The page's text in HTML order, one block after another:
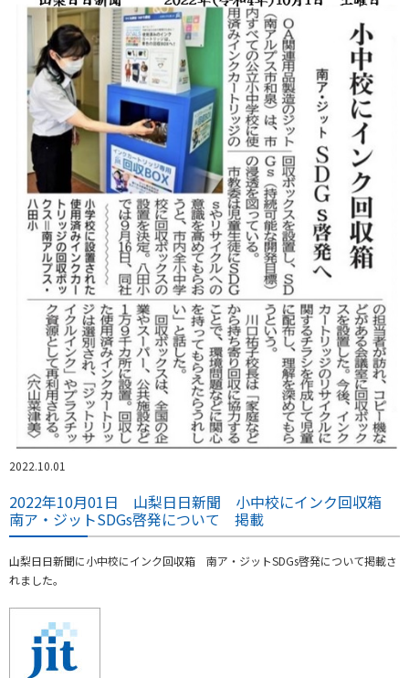
2022.10.01
2022年10月01日 山梨日日新聞 小中校にインク回収箱
南ア・ジットSDGs啓発について 掲載
山梨日日新聞に小中校にインク回収箱 南ア・ジットSDGs啓発について掲載さ
れました。